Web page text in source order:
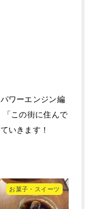
ワーエンジン編
この街に住んで
いきます！
お菓子・スイーツ